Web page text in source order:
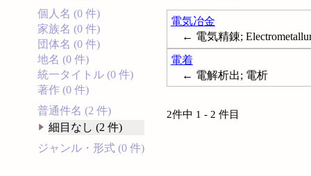
個人名 (0 件)
家族名 (0 件)
団体名 (0 件)
地名 (0 件)
統一タイトル (0 件)
著作 (0 件)
普通件名 (2 件)
細目なし (2 件)
ジャンル・形式 (0 件)
電気冶金
← 電気精錬;
電着
← 電解析出; 電析
2件中 1 - 2 件目